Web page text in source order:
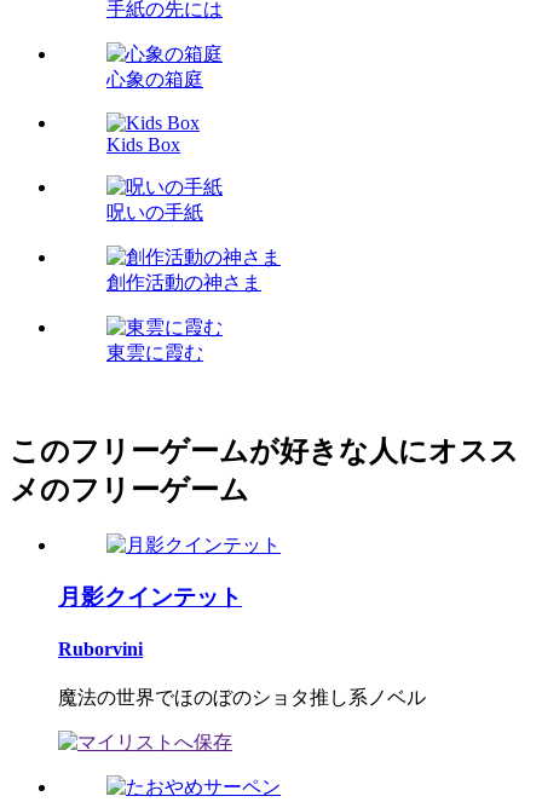
手紙の先には
心象の箱庭
Kids Box
呪いの手紙
創作活動の神さま
東雲に霞む
このフリーゲームが好きな人にオスス
メのフリーゲーム
月影クインテット
Ruborvini
魔法の世界でほのぼのショタ推し系ノベル